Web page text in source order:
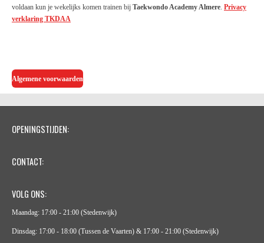
voldaan kun je wekelijks komen trainen bij Taekwondo Academy Almere. Privacy
verklaring TKDAA
Algemene voorwaarden
OPENINGSTIJDEN:
CONTACT:
VOLG ONS:
Maandag: 17:00 - 21:00 (Stedenwijk)
Dinsdag: 17:00 - 18:00 (Tussen de Vaarten) & 17:00 - 21:00 (Stedenwijk)